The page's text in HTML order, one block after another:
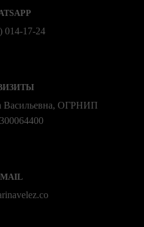
014‑17‑24
Васильевна, ОГРНИП